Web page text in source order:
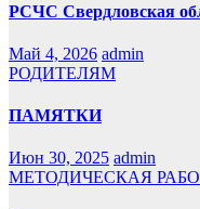
РСЧС Свердловская
Май 4, 2026 admin
РОДИТЕЛЯМ
ПАМЯТКИ
Июн 30, 2025 admin
МЕТОДИЧЕСКАЯ